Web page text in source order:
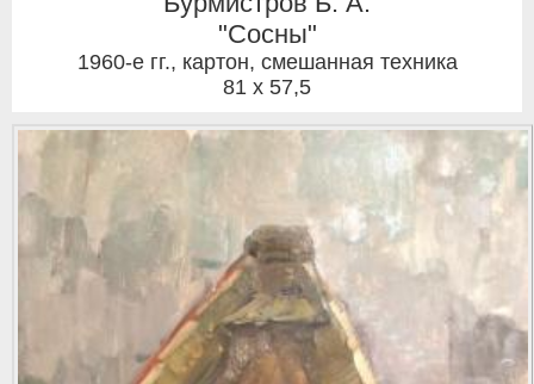
"Сосны"
1960-е гг., картон, смешанная техника
81 x 57,5